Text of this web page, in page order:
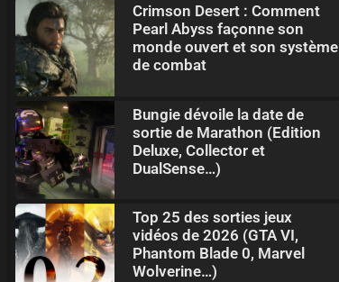
Crimson Desert : Comment
Pearl Abyss façonne son
monde ouvert et son système
de combat
Bungie dévoile la date de
sortie de Marathon (Edition
Deluxe, Collector et
DualSense…)
Top 25 des sorties jeux
vidéos de 2026 (GTA VI,
Phantom Blade 0, Marvel
Wolverine…)